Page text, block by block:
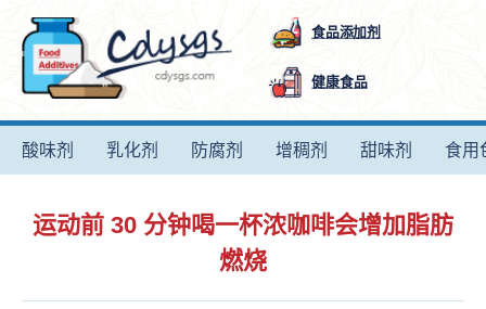
食品添加剂
健康食品
酸味剂 乳化剂 防腐剂 增稠剂 甜味剂 食用
运动前 30 分钟喝一杯浓咖啡会增加脂肪
燃烧